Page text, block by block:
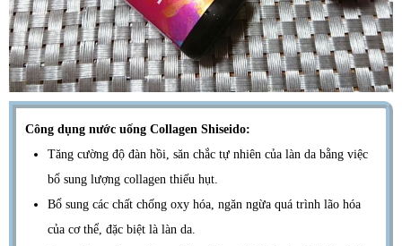
Công dụng nước uống Collagen Shiseido:
Tăng cường độ đàn hồi, săn chắc tự nhiên của làn da bằng việc
bổ sung lượng collagen thiếu hụt.
Bổ sung các chất chống oxy hóa, ngăn ngừa quá trình lão hóa
của cơ thể, đặc biệt là làn da.